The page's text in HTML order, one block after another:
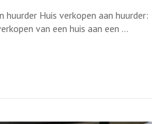
van
huis
aan
huurder:
huurder Huis verkopen aan huurder:
van een huis aan een …